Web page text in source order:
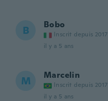
B Bobo
Inscrit depuis 2017
il y a 5 ans
M Marcelin
Inscrit depuis 2017
il y a 5 ans